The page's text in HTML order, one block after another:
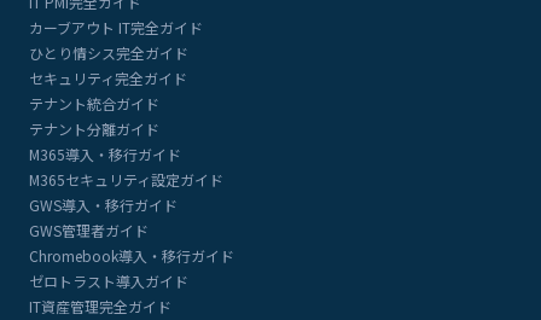
カーブアウト IT完全ガイド
ひとり情シス完全ガイド
セキュリティ完全ガイド
テナント統合ガイド
テナント分離ガイド
M365導入・移行ガイド
M365セキュリティ設定ガイド
GWS導入・移行ガイド
GWS管理者ガイド
Chromebook導入・移行ガイド
ゼロトラスト導入ガイド
IT資産管理完全ガイド